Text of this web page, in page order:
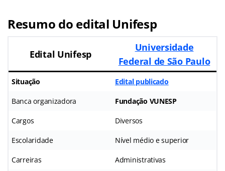
Resumo do edital Unifesp
Edital Unifesp
Universidade
Federal de São Paulo
Situação Edital publicado
Banca organizadora Fundação VUNESP
Cargos Diversos
Escolaridade Nível médio e superior
Carreiras Administrativas